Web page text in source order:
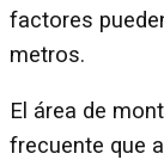
factores
metros.
El área de
frecuente que